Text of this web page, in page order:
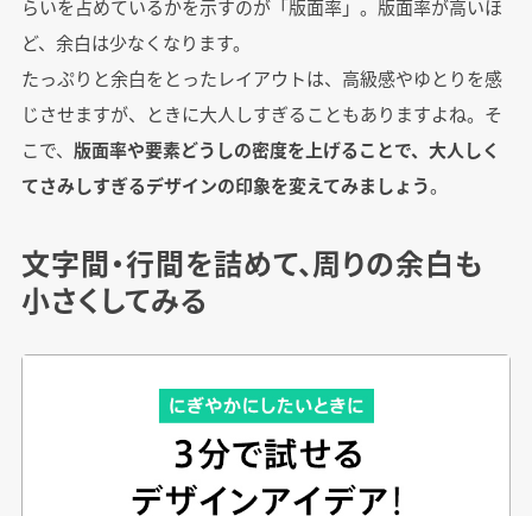
らいを占めているかを示すのが「版面率」。版面率が高いほ
ど、余白は少なくなります。
たっぷりと余白をとったレイアウトは、高級感やゆとりを感
じさせますが、ときに大人しすぎることもありますよね。そ
こで、 版面率や要素どうしの密度を上げることで、大人しく
てさみしすぎるデザインの印象を変えてみましょう。
文字間・行間を詰めて、周りの余白も
小さくしてみる